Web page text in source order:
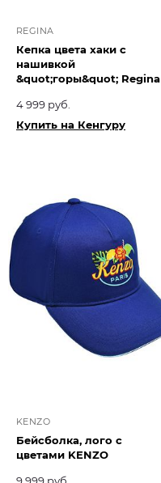
REGINA
Кепка цвета хаки с
нашивкой
&quot;горы&quot; Regina
4 999 руб.
Купить на Кенгуру
KENZO
Бейсболка, лого с
цветами KENZO